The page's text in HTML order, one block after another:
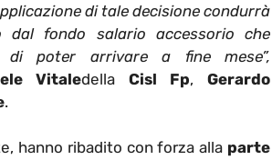
di tale decisione condurrà
dal fondo salario accessorio che
di poter arrivare a fine mese”,
Vitaledella Cisl Fp,Gerardo
.
hanno ribadito con forza alla parte